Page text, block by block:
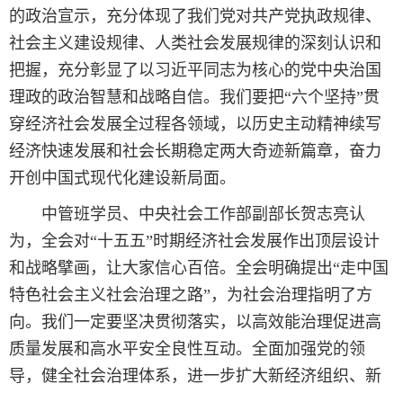
的政治宣示，充分体现了我们党对共产党执政规律、
社会主义建设规律、人类社会发展规律的深刻认识和
把握，充分彰显了以习近平同志为核心的党中央治国
理政的政治智慧和战略自信。我们要把“六个坚持”贯
穿经济社会发展全过程各领域，以历史主动精神续写
经济快速发展和社会长期稳定两大奇迹新篇章，奋力
开创中国式现代化建设新局面。
中管班学员、中央社会工作部副部长贺志亮认
为，全会对“十五五”时期经济社会发展作出顶层设计
和战略擘画，让大家信心百倍。全会明确提出“走中国
特色社会主义社会治理之路”，为社会治理指明了方
向。我们一定要坚决贯彻落实，以高效能治理促进高
质量发展和高水平安全良性互动。全面加强党的领
导，健全社会治理体系，进一步扩大新经济组织、新